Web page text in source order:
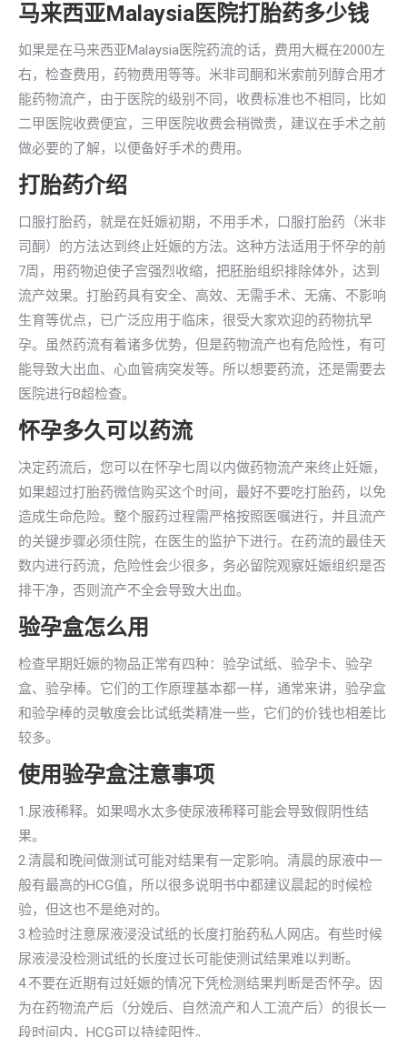
马来西亚Malaysia医院打胎药多少钱
如果是在马来西亚Malaysia医院药流的话，费用大概在2000左
右，检查费用，药物费用等等。米非司酮和米索前列醇合用才
能药物流产，由于医院的级别不同，收费标准也不相同，比如
二甲医院收费便宜，三甲医院收费会稍微贵，建议在手术之前
做必要的了解，以便备好手术的费用。
打胎药介绍
口服打胎药，就是在妊娠初期，不用手术，口服打胎药（米非
司酮）的方法达到终止妊娠的方法。这种方法适用于怀孕的前
7周，用药物迫使子宫强烈收缩，把胚胎组织排除体外，达到
流产效果。打胎药具有安全、高效、无需手术、无痛、不影响
生育等优点，已广泛应用于临床，很受大家欢迎的药物抗早
孕。虽然药流有着诸多优势，但是药物流产也有危险性，有可
能导致大出血、心血管病突发等。所以想要药流，还是需要去
医院进行B超检查。
怀孕多久可以药流
决定药流后，您可以在怀孕七周以内做药物流产来终止妊娠，
如果超过打胎药微信购买这个时间，最好不要吃打胎药，以免
造成生命危险。整个服药过程需严格按照医嘱进行，并且流产
的关键步骤必须住院，在医生的监护下进行。在药流的最佳天
数内进行药流，危险性会少很多，务必留院观察妊娠组织是否
排干净，否则流产不全会导致大出血。
验孕盒怎么用
检查早期妊娠的物品正常有四种：验孕试纸、验孕卡、验孕
盒、验孕棒。它们的工作原理基本都一样，通常来讲，验孕盒
和验孕棒的灵敏度会比试纸类精准一些，它们的价钱也相差比
较多。
使用验孕盒注意事项
1.尿液稀释。如果喝水太多使尿液稀释可能会导致假阴性结
果。
2.清晨和晚间做测试可能对结果有一定影响。清晨的尿液中一
般有最高的HCG值，所以很多说明书中都建议晨起的时候检
验，但这也不是绝对的。
3.检验时注意尿液浸没试纸的长度打胎药私人网店。有些时候
尿液浸没检测试纸的长度过长可能使测试结果难以判断。
4.不要在近期有过妊娠的情况下凭检测结果判断是否怀孕。因
为在药物流产后（分娩后、自然流产和人工流产后）的很长一
段时间内，HCG可以持续阳性。